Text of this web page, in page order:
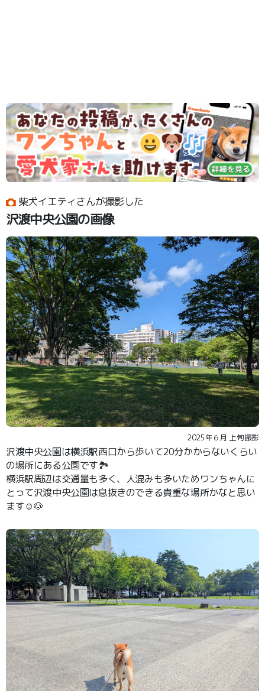
柴犬イエティさんが撮影した
沢渡中央公園の画像
2025年６月 上旬撮影
沢渡中央公園は横浜駅西口から歩いて20分かからないくらい
の場所にある公園です🏞️
横浜駅周辺は交通量も多く、人混みも多いためワンちゃんに
とって沢渡中央公園は息抜きのできる貴重な場所かなと思い
ます☺️🐶